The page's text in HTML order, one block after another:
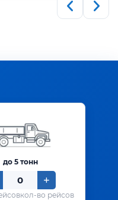
до 5 тонн
кол-во рейсов